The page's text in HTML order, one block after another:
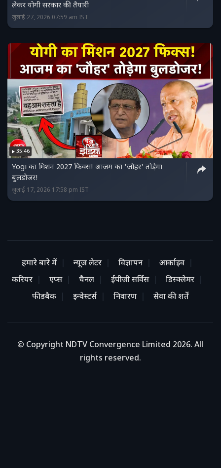
लेकर योगी सरकार की तैयारी
जुलाई 27, 2026 07:59 am IST
35:46
Yogi का मिशन 2027 फिक्स! आजम का 'जौहर' तोड़ेगा
बुलडोजर!
जुलाई 17, 2026 17:58 pm IST
हमारे बारे में न्यूज लेटर विज्ञापन
आर्काइव
करियर
एप्स चैनल ईपीजी सर्विस
डिस्क्लेमर
फीडबैक
इन्वेस्टर्स निवारण सेवा की शर्तें
© Copyright NDTV Convergence Limited 2026. All
rights reserved.